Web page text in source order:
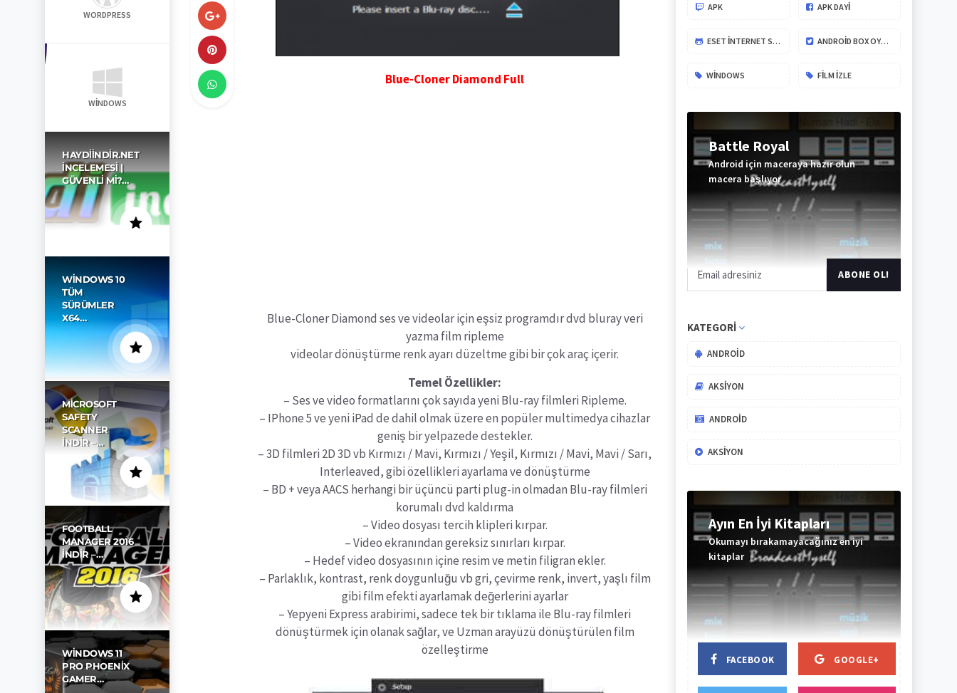
WORDPRESS
WINDOWS
HAYDIINDIR.NET
İNCELEMESI |
GÜVENLI MI?…
WINDOWS 10
TÜM
SÜRÜMLER
X64…
MICROSOFT
SAFETY
SCANNER
İNDIR –…
FOOTBALL
MANAGER 2016
İNDIR –…
WINDOWS 11
PRO PHOENIX
GAMER…
Blue-Cloner Diamond Full
Blue-Cloner Diamond ses ve videolar için eşsiz programdır dvd bluray veri
yazma film ripleme
videolar dönüştürme renk ayarı düzeltme gibi bir çok araç içerir.
Temel Özellikler:
– Ses ve video formatlarını çok sayıda yeni Blu-ray filmleri Ripleme.
– IPhone 5 ve yeni iPad de dahil olmak üzere en popüler multimedya cihazlar
geniş bir yelpazede destekler.
– 3D filmleri 2D 3D vb Kırmızı / Mavi, Kırmızı / Yeşil, Kırmızı / Mavi, Mavi / Sarı,
Interleaved, gibi özellikleri ayarlama ve dönüştürme
– BD + veya AACS herhangi bir üçüncü parti plug-in olmadan Blu-ray filmleri
korumalı dvd kaldırma
– Video dosyası tercih klipleri kırpar.
– Video ekranından gereksiz sınırları kırpar.
– Hedef video dosyasının içine resim ve metin filigran ekler.
– Parlaklık, kontrast, renk doygunluğu vb gri, çevirme renk, invert, yaşlı film
gibi film efekti ayarlamak değerlerini ayarlar
– Yepyeni Express arabirimi, sadece tek bir tıklama ile Blu-ray filmleri
dönüştürmek için olanak sağlar, ve Uzman arayüzü dönüştürülen film
özelleştirme
APK APK DAYİ
ESET İNTERNET SECURITY ANDROID BOX OYUNLARI
WINDOWS FILM IZLE
Battle Royal
Android için maceraya hazır olun
macera başlıyor
ABONEOL
KATEGORI
ANDROID
AKSIYON
ANDROID
AKSIYON
Ayın En İyi Kitapları
Okumayı bırakamayacağınız en iyi
kitaplar
BAŞLIK
FACEBOOK GOOGLE+